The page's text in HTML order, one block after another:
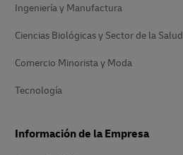
Ingeniería y Manufactura
Ciencias Biológicas y Sector de la Salud
Comercio Minorista y Moda
Tecnología
Información de la Empresa